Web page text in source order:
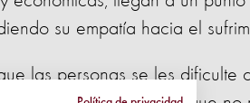
su empatía hacia el
las personas se les dificulte